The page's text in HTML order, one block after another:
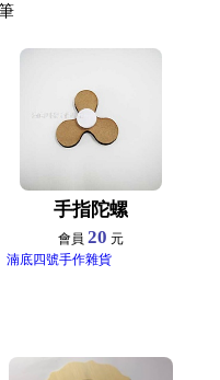
手指陀螺
會員20 元
湳底四號手作雜貨